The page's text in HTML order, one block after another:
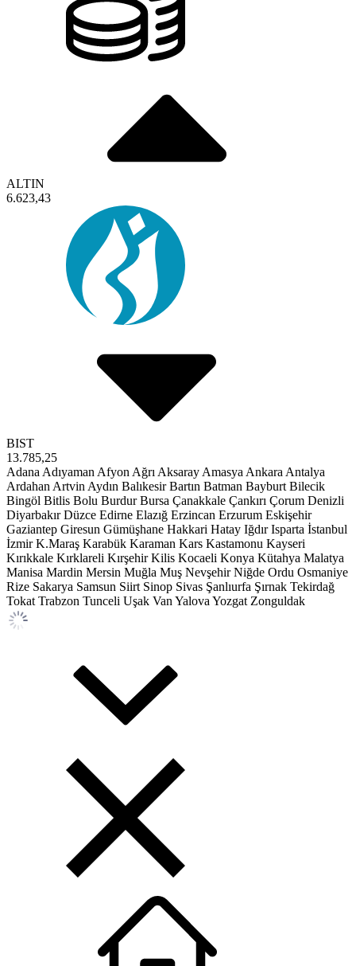
ALTIN
6.623,43
BIST
13.785,25
Adana Adıyaman Afyon Ağrı Aksaray Amasya Ankara Antalya
Ardahan Artvin Aydın Balıkesir Bartın Batman Bayburt Bilecik
Bingöl Bitlis Bolu Burdur Bursa Çanakkale Çankırı Çorum Denizli
Diyarbakır Düzce Edirne Elazığ Erzincan Erzurum Eskişehir
Gaziantep Giresun Gümüşhane Hakkari Hatay Iğdır Isparta İstanbul
İzmir K.Maraş Karabük Karaman Kars Kastamonu Kayseri
Kırıkkale Kırklareli Kırşehir Kilis Kocaeli Konya Kütahya Malatya
Manisa Mardin Mersin Muğla Muş Nevşehir Niğde Ordu Osmaniye
Rize Sakarya Samsun Siirt Sinop Sivas Şanlıurfa Şırnak Tekirdağ
Tokat Trabzon Tunceli Uşak Van Yalova Yozgat Zonguldak